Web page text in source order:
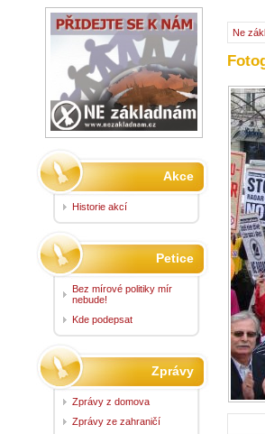
Ne
Akce
Historie akcí
Petice
Bez mírové politiky mír
nebude!
Kde podepsat
Zprávy
Zprávy z domova
Zprávy ze zahraničí